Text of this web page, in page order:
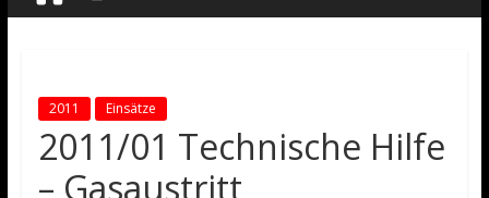
2011 Einsätze
2011/01 Technische Hilfe
– Gasaustritt